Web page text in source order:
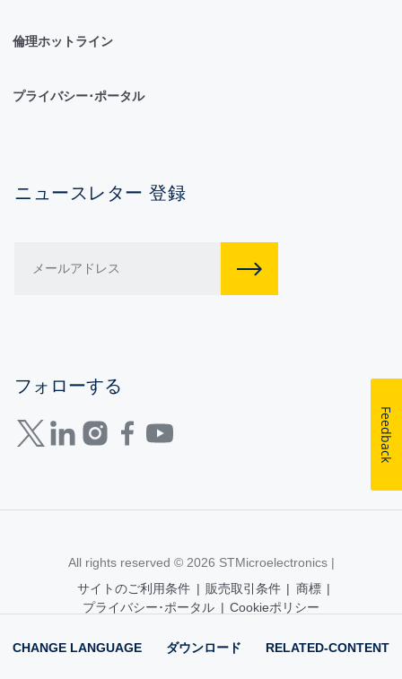
CHANGE LANGUAGE ダウンロード RELATED-CONTENT
倫理ホットライン
プライバシー･ポータル
ニュースレター 登録
フォローする
All rights reserved © 2026 STMicroelectronics |
サイトのご利用条件 | 販売取引条件 | 商標 |
プライバシー･ポータル | Cookieポリシー
Feedback